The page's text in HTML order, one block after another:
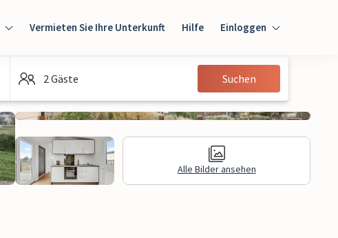
Vermieten Sie Ihre Unterkunft Hilfe Einloggen
Einloggen
Gast
2 Gäste Suchen
Alle Bilder ansehen